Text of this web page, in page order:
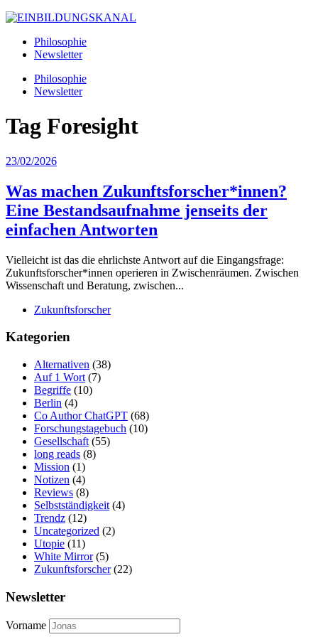
Philosophie
Newsletter
Philosophie
Newsletter
Tag Foresight
23/02/2026
Was machen Zukunftsforscher*innen?
Eine Bestandsaufnahme jenseits der
einfachen Antworten
Vielleicht ist das die ehrlichste Antwort auf die Eingangsfrage:
Zukunftsforscher*innen operieren in Zwischenräumen. Zwischen
Wissenschaft und Beratung, zwischen...
Zukunftsforscher
Kategorien
Alternativen (38)
Auf 1 Wort (7)
Begriffe (10)
Berlin (4)
Co Author ChatGPT (68)
Forschungstagebuch (10)
Gesellschaft (55)
long reads (8)
Mission (1)
Notizen (4)
Reviews (8)
Selbstständigkeit (4)
Trendz (12)
Uncategorized (2)
Utopie (11)
White Mirror(5)
Zukunftsforscher(22)
Newsletter
Vorname